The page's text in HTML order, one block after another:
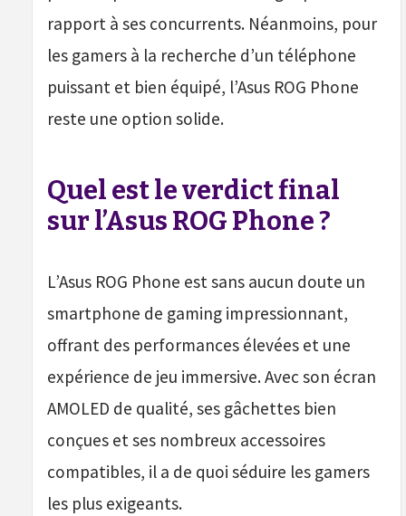
rapport à ses concurrents. Néanmoins, pour
les gamers à la recherche d’un téléphone
puissant et bien équipé, l’Asus ROG Phone
reste une option solide.
Quel est le verdict final
sur l’Asus ROG Phone ?
L’Asus ROG Phone est sans aucun doute un
smartphone de gaming impressionnant,
offrant des performances élevées et une
expérience de jeu immersive. Avec son écran
AMOLED de qualité, ses gâchettes bien
conçues et ses nombreux accessoires
compatibles, il a de quoi séduire les gamers
les plus exigeants.